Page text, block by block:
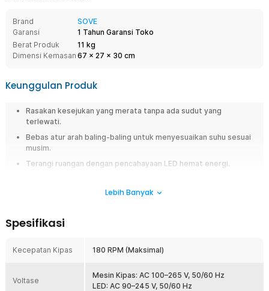
Brand
SOVE
Garansi
1 Tahun Garansi Toko
Berat Produk
11 kg
Dimensi Kemasan 67 x 27 x 30 cm
Keunggulan Produk
Rasakan kesejukan yang merata tanpa ada sudut yang
terlewati.
Bebas atur arah baling-baling untuk menyesuaikan suhu sesuai
musim.
Terangi ruangan dengan pencahayaan LED hemat energi.
Ruangan yang terasa panas dan pengap dapat mengurangi kenyamanan
saat beristirahat maupun beraktivitas. Kipas angin plafon SOVE hadir
, lampu LED, dan kontrol jarak jauh dalam satu perangkat elegan. Dengan
menciptakan sirkulasi udara yang nyaman sekaligus mempercantik
interior rumah.
Lebih Banyak
Spesifikasi
Kecepatan Kipas 180 RPM (Maksimal)
Voltase
Mesin Kipas: AC 100–265 V, 50/60 Hz
LED: AC 90–245 V, 50/60 Hz